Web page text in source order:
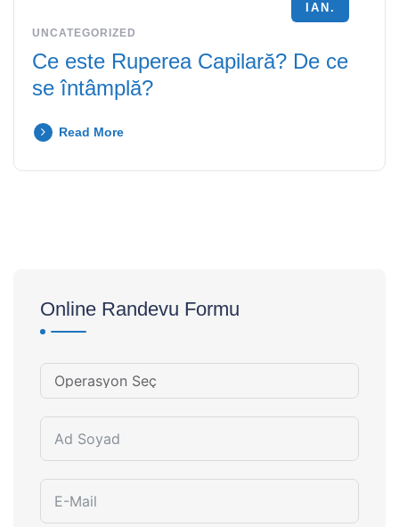
IAN.
UNCATEGORIZED
Ce este Ruperea Capilară? De ce
se întâmplă?
Read More
Online Randevu Formu